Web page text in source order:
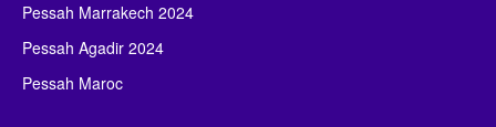
Pessah Marrakech 2024
Pessah Agadir 2024
Pessah Maroc